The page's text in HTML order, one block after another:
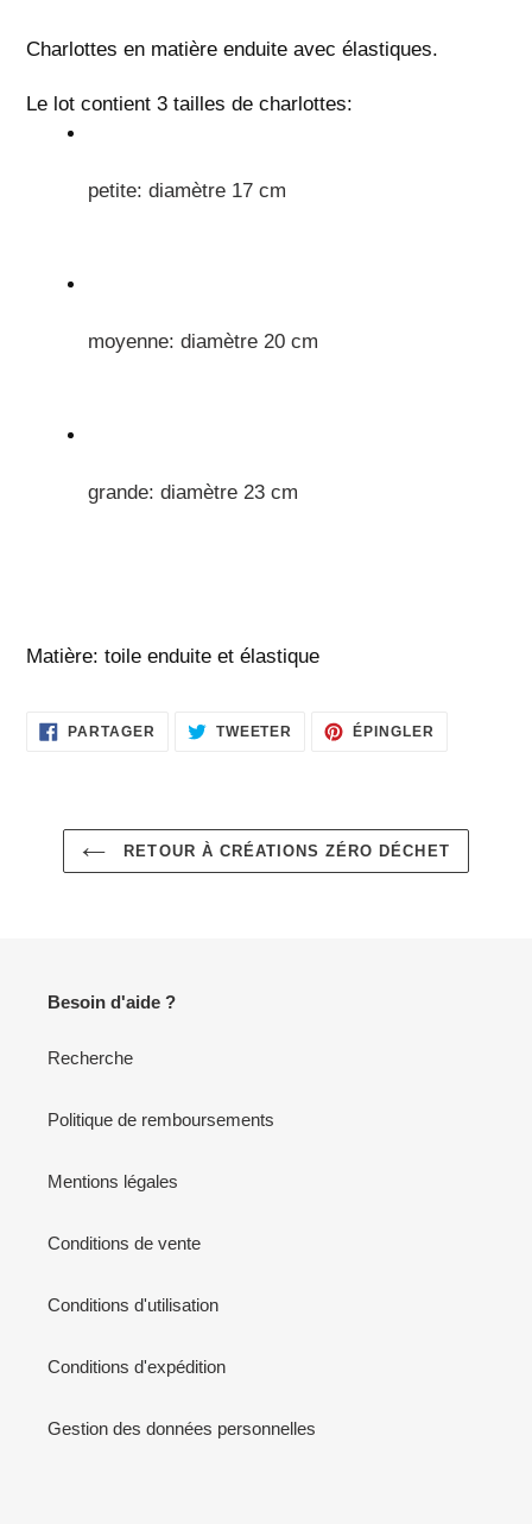
produit
votre
panier
Charlottes en matière enduite avec élastiques.
Le lot contient 3 tailles de charlottes:
petite: diamètre 17 cm
moyenne: diamètre 20 cm
grande: diamètre 23 cm
Matière: toile enduite et élastique
PARTAGER PARTAGER
SUR
TWEETER TWEETER
SUR
ÉPINGLER
RETOUR À CRÉATIONS ZÉRO DÉCHET
Besoin d'aide ?
Recherche
Politique de remboursements
Mentions légales
Conditions de vente
Conditions d'utilisation
Conditions d'expédition
Gestion des données personnelles